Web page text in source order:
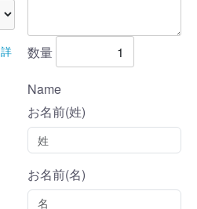
詳
数量
Name
お名前(姓)
お名前(名)